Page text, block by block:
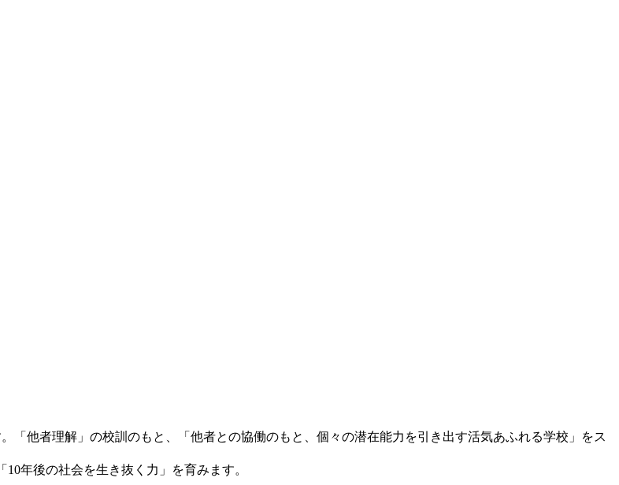
「他者理解」の校訓のもと、「他者との協働のもと、個々の潜在能力を引き出す活気あふれる学校」をス
年後の社会を生き抜く力」を育みます。